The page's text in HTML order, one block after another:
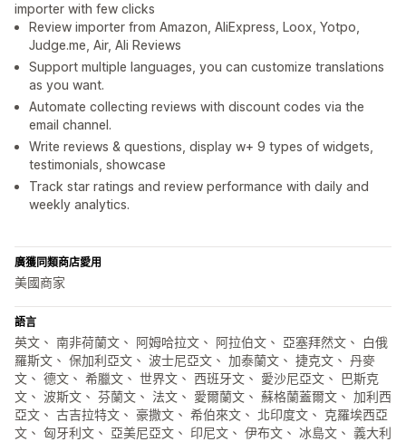
importer with few clicks
Review importer from Amazon, AliExpress, Loox, Yotpo,
Judge.me, Air, Ali Reviews
Support multiple languages, you can customize translations
as you want.
Automate collecting reviews with discount codes via the
email channel.
Write reviews & questions, display w+ 9 types of widgets,
testimonials, showcase
Track star ratings and review performance with daily and
weekly analytics.
廣獲同類商店愛用
美國商家
語言
英文、 南非荷蘭文、 阿姆哈拉文、 阿拉伯文、 亞塞拜然文、 白俄
羅斯文、 保加利亞文、 波士尼亞文、 加泰蘭文、 捷克文、 丹麥
文、 德文、 希臘文、 世界文、 西班牙文、 愛沙尼亞文、 巴斯克
文、 波斯文、 芬蘭文、 法文、 愛爾蘭文、 蘇格蘭蓋爾文、 加利西
亞文、 古吉拉特文、 豪撒文、 希伯來文、 北印度文、 克羅埃西亞
文、 匈牙利文、 亞美尼亞文、 印尼文、 伊布文、 冰島文、 義大利